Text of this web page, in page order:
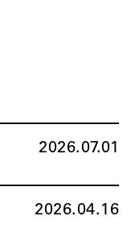
2026.07.01
2026.04.16